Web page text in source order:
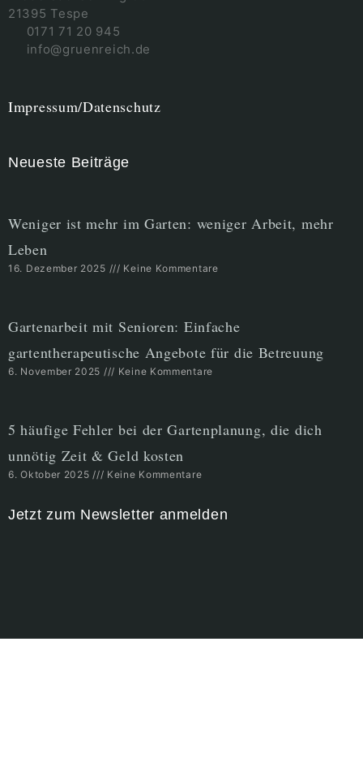
21395 Tespe
0171 71 20 945
info@gruenreich.de
Impressum/Datenschutz
Neueste Beiträge
Weniger ist mehr im Garten: weniger Arbeit, mehr
Leben
16. Dezember 2025 Keine Kommentare
Gartenarbeit mit Senioren: Einfache
gartentherapeutische Angebote für die Betreuung
6. November 2025 Keine Kommentare
5 häufige Fehler bei der Gartenplanung, die dich
unnötig Zeit & Geld kosten
6. Oktober 2025 Keine Kommentare
Jetzt zum Newsletter anmelden